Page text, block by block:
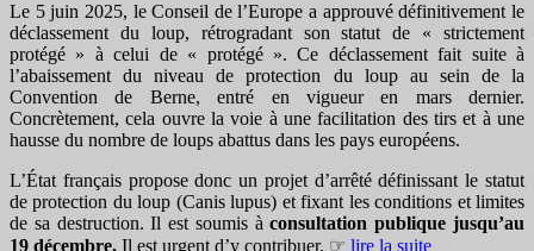
Le 5 juin 2025, le Conseil de l’Europe a approuvé définitivement le
déclassement du loup, rétrogradant son statut de « strictement
protégé » à celui de « protégé ». Ce déclassement fait suite à
l’abaissement du niveau de protection du loup au sein de la
Convention de Berne, entré en vigueur en mars dernier.
Concrètement, cela ouvre la voie à une facilitation des tirs et à une
hausse du nombre de loups abattus dans les pays européens.
L’État français propose donc un projet d’arrêté définissant le statut
de protection du loup (Canis lupus) et fixant les conditions et limites
de sa destruction. Il est soumis àconsultation publique jusqu’au
19 décembre. Il est urgent d’y contribuer. ☞ lire la suite